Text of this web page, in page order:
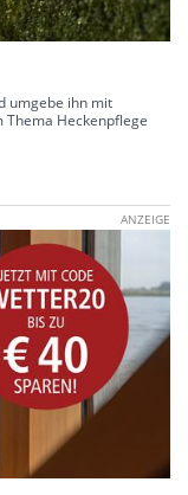
umgebe ihn mit
Thema Heckenpflege
ANZEIGE